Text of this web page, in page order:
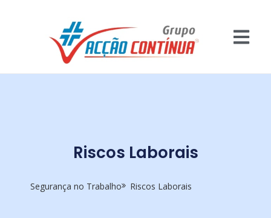
Riscos Laborais
Segurança no Trabalho Riscos Laborais